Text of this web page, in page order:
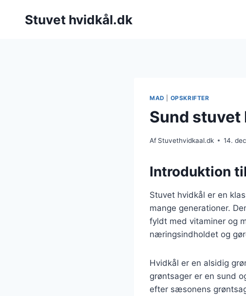
Stuvet hvidkål.dk
MAD OPSKRIFTER
Sund
Af Stuvethvidkaal.dk 14.
Introduktion
Stuvet hvidkål er en
mange generationer.
fyldt med vitaminer og
næringsindholdet og
Hvidkål er en alsidig
grøntsager er en sund
efter sæsonens